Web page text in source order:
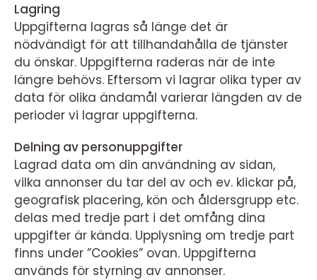
Lagring
Uppgifterna lagras så länge det är
nödvändigt för att tillhandahålla de tjänster
du önskar. Uppgifterna raderas när de inte
längre behövs. Eftersom vi lagrar olika typer av
data för olika ändamål varierar längden av de
perioder vi lagrar uppgifterna.
Delning av personuppgifter
Lagrad data om din användning av sidan,
vilka annonser du tar del av och ev. klickar på,
geografisk placering, kön och åldersgrupp etc.
delas med tredje part i det omfång dina
uppgifter är kända. Upplysning om tredje part
finns under ”Cookies” ovan. Uppgifterna
används för styrning av annonser.